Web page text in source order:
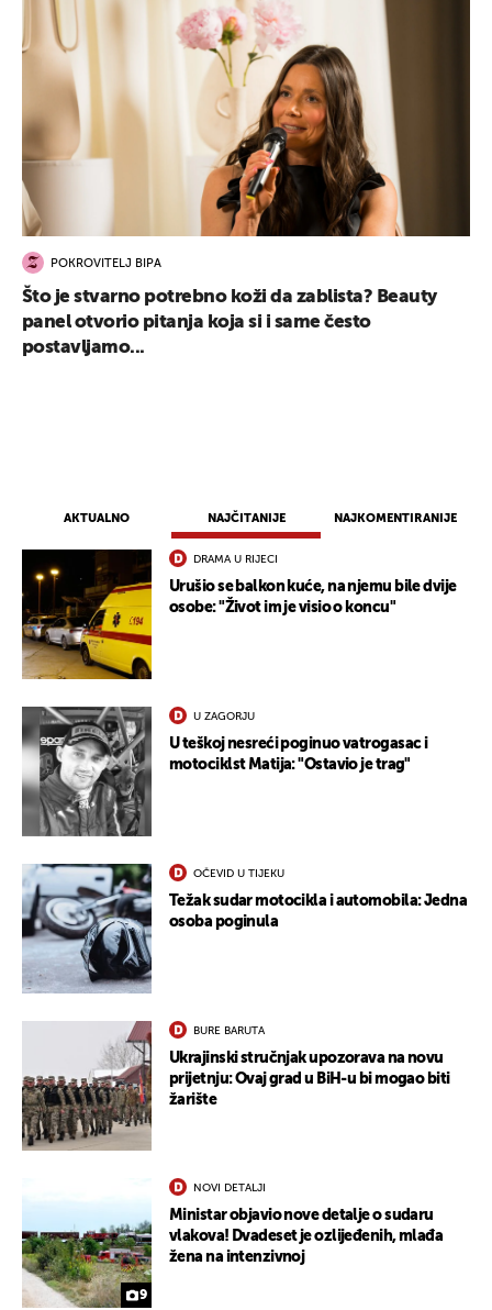
AKTUALNO NAJČITANIJE NAJKOMENTIRANIJE
DRAMA U RIJECI
Urušio se balkon kuće, na njemu bile dvije
osobe: "Život im je visio o koncu"
U ZAGORJU
U teškoj nesreći poginuo vatrogasac i
motociklst Matija: "Ostavio je trag"
OČEVID U TIJEKU
Težak sudar motocikla i automobila: Jedna
osoba poginula
BURE BARUTA
Ukrajinski stručnjak upozorava na novu
prijetnju: Ovaj grad u BiH-u bi mogao biti
žarište
9
NOVI DETALJI
Ministar objavio nove detalje o sudaru
vlakova! Dvadeset je ozlijeđenih, mlađa
žena na intenzivnoj
POKROVITELJ BIPA
Što je stvarno potrebno koži da zablista? Beauty
panel otvorio pitanja koja si i same često
postavljamo...